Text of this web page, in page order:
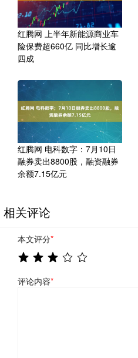
红腾网 上半年新能源商业车
险保费超660亿 同比增长逾
四成
红腾网 电科数字：7月10日
融券卖出8800股，融资融券
余额7.15亿元
相关评论
本文评分*
评论内容*